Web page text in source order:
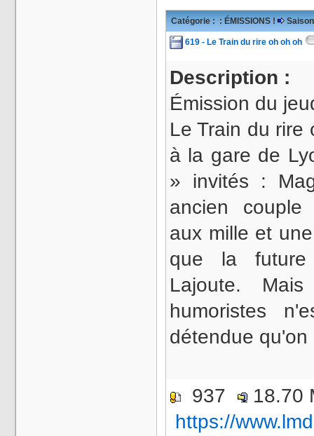
Catégorie : : ÉMISSIONS !
619 - Le Train du rire oh oh oh
Description :
Émission du
Le Train du rire
à la gare de
» invités :
ancien couple
aux mille et
que la
Lajoute.
humoristes
détendue
937
https://